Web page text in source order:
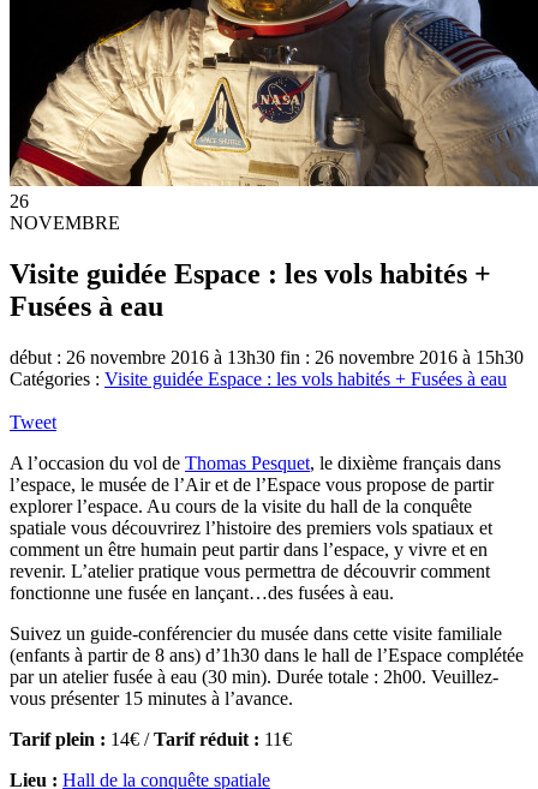
26
NOVEMBRE
Visite guidée Espace : les vols habités +
Fusées à eau
début : 26 novembre 2016 à 13h30 fin : 26 novembre 2016 à 15h30
Catégories : Visite guidée Espace : les vols habités + Fusées à eau
Tweet
A l’occasion du vol de Thomas Pesquet, le dixième français dans
l’espace, le musée de l’Air et de l’Espace vous propose de partir
explorer l’espace. Au cours de la visite du hall de la conquête
spatiale vous découvrirez l’histoire des premiers vols spatiaux et
comment un être humain peut partir dans l’espace, y vivre et en
revenir. L’atelier pratique vous permettra de découvrir comment
fonctionne une fusée en lançant…des fusées à eau.
Suivez un guide-conférencier du musée dans cette visite familiale
(enfants à partir de 8 ans) d’1h30 dans le hall de l’Espace complétée
par un atelier fusée à eau (30 min). Durée totale : 2h00. Veuillez-
vous présenter 15 minutes à l’avance.
Tarif plein : 14€ /Tarif réduit : 11€
Lieu : Hall de la conquête spatiale